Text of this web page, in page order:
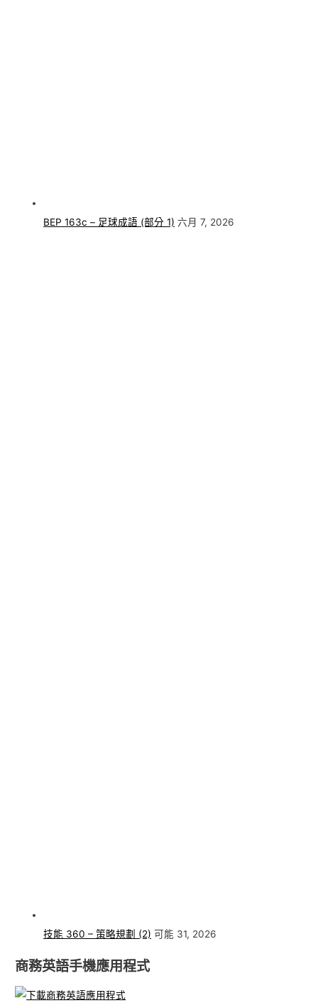
BEP 163c – 足球成語 (部分 1) 六月 7, 2026
技能 360 – 策略規劃 (2) 可能 31, 2026
商務英語手機應用程式